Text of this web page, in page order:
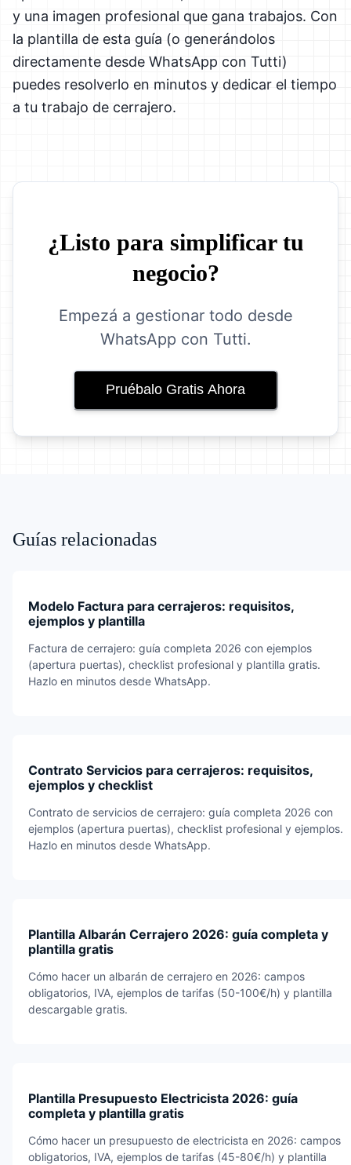
y una imagen profesional que gana trabajos. Con
la plantilla de esta guía (o generándolos
directamente desde WhatsApp con Tutti)
puedes resolverlo en minutos y dedicar el tiempo
a tu trabajo de cerrajero.
¿Listo para simplificar tu
negocio?
Empezá a gestionar todo desde
WhatsApp con Tutti.
Pruébalo Gratis Ahora
Guías relacionadas
Modelo Factura para cerrajeros: requisitos,
ejemplos y plantilla
Factura de cerrajero: guía completa 2026 con ejemplos
(apertura puertas), checklist profesional y plantilla gratis.
Hazlo en minutos desde WhatsApp.
Contrato Servicios para cerrajeros: requisitos,
ejemplos y checklist
Contrato de servicios de cerrajero: guía completa 2026 con
ejemplos (apertura puertas), checklist profesional y ejemplos.
Hazlo en minutos desde WhatsApp.
Plantilla Albarán Cerrajero 2026: guía completa y
plantilla gratis
Cómo hacer un albarán de cerrajero en 2026: campos
obligatorios, IVA, ejemplos de tarifas (50-100€/h) y plantilla
descargable gratis.
Plantilla Presupuesto Electricista 2026: guía
completa y plantilla gratis
Cómo hacer un presupuesto de electricista en 2026: campos
obligatorios, IVA, ejemplos de tarifas (45-80€/h) y plantilla